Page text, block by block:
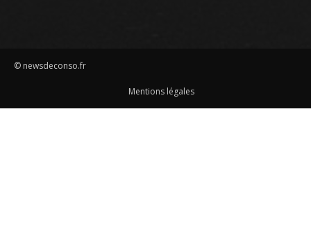
© newsdeconso.fr
Mentions légales